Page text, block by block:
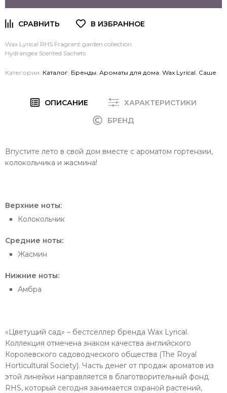
Wax Lyrical RHS Fragrant garden collection
Hydrangea Scented Sachets
Категории: Каталог Бренды Ароматы для дома Wax Lyrical Саше
ОПИСАНИЕ
ХАРАКТЕРИСТИКИ
БРЕНД
Впустите лето в свой дом вместе с ароматом гортензии,
колокольчика и жасмина!
Верхние ноты:
Колокольчик
Средние ноты:
Жасмин
Нижние ноты:
Амбра
«Цветущий сад» – бестселлер бренда Wax Lyrical.
Коллекция отмечена знаком качества английского
Королевского садоводческого общества (The Royal
Horticultural Society). Часть денег от продаж ароматов из
этой линейки направляется в благотворительный фонд
RHS, который сегодня занимается охраной растений,